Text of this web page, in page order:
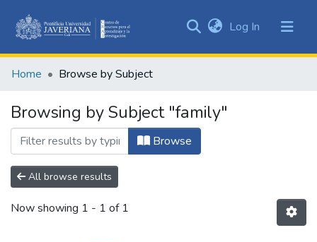
&
All of DSpace
Log In (current)
Home Browse by Subject
Browsing by Subject "family"
Browse
All browse results
Now showing 1 - 1 of 1